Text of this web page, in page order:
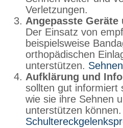
Verletzungen.
Angepasste
Der Einsatz von
beispielsweise
orthopädischen
unterstützen.
Aufklärung und
sollten gut informiert
wie sie ihre Sehnen
unterstützen können.